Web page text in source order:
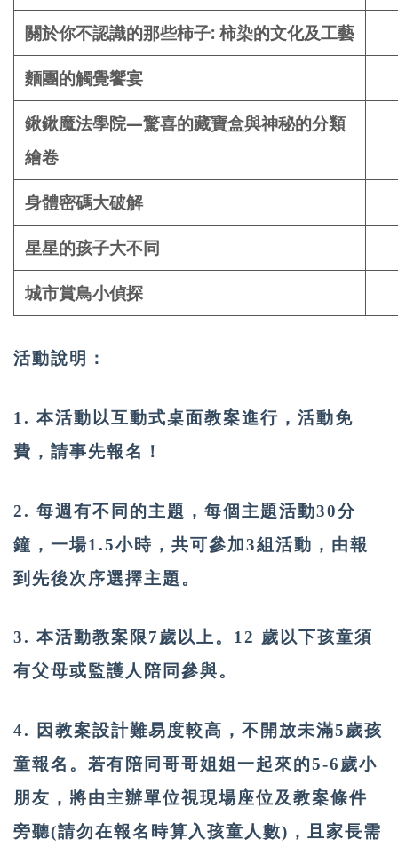
關於你不認識的那些柿子: 柿染的文化及工藝
麵團的觸覺饗宴
鍬鍬魔法學院—驚喜的藏寶盒與神秘的分類
繪卷
身體密碼大破解
星星的孩子大不同
城市賞鳥小偵探
活動說明：
1. 本活動以互動式桌面教案進行，活動免
費，請事先報名！
2. 每週有不同的主題，每個主題活動30分
鐘，一場1.5小時，共可參加3組活動，由報
到先後次序選擇主題。
3. 本活動教案限7歲以上。12 歲以下孩童須
有父母或監護人陪同參與。
4. 因教案設計難易度較高，不開放未滿5歲孩
童報名。若有陪同哥哥姐姐一起來的5-6歲小
朋友，將由主辦單位視現場座位及教案條件
旁聽(請勿在報名時算入孩童人數)，且家長需